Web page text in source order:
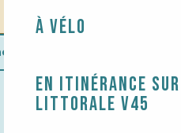
À vélo
En itinérance
littorale V45
brochures